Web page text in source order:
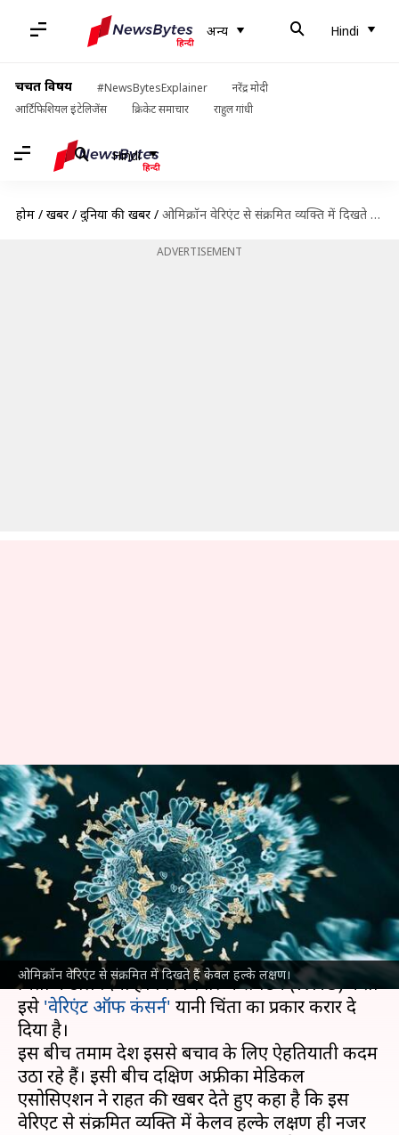
अन्य Hindi
चर्चित विषय #NewsBytesExplainer
नरेंद्र मोदी
आर्टिफिशियल इंटेलिजेंस
क्रिकेट समाचार राहुल गांधी
Hindi
होम / खबरें / दुनिया की खबरें / ओमिक्रॉन वेरिएंट से संक्रमित व्यक्ति में दिखते हैं केवल हल्के लक्षण- दक्षिण अफ्रीकी चिकित्सा निकाय
ADVERTISEMENT
ओमिक्रॉन वेरिएंट से संक्रमित में दिखते हैं केवल हल्के लक्षण।
ओमिक्रॉन वेरिएंट से संक्रमित व्यक्ति में
दिखते हैं केवल हल्के लक्षण- दक्षिण
अफ्रीकी चिकित्सा निकाय
लेखन भारत शर्मा Nov 28, 2021 12:50 pm
क्या है खबर?
कोरोना वायरसके नए वेरिएंटओमिक्रॉनने दुनियाभर को
चिंता में डाल दिया है। विश्व स्वास्थ्य संगठन (WHO) ने तो
इसे 'वेरिएंट ऑफ कंसर्न' यानी चिंता का प्रकार करार दे
दिया है।
इस बीच तमाम देश इससे बचाव के लिए ऐहतियाती कदम
उठा रहे हैं। इसी बीच दक्षिण अफ्रीका मेडिकल
एसोसिएशन ने राहत की खबर देते हुए कहा है कि इस
वेरिएंट से संक्रमित व्यक्ति में केलव हल्के लक्षण ही नजर